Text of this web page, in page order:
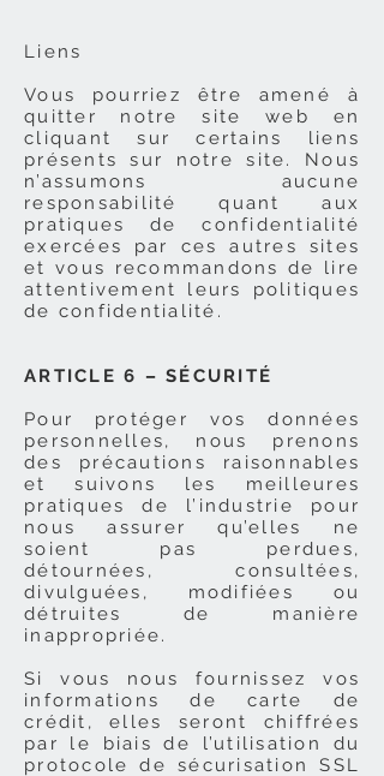
Liens
Vous pourriez être amené à
quitter notre site web en
cliquant sur certains liens
présents sur notre site. Nous
n’assumons aucune
responsabilité quant aux
pratiques de confidentialité
exercées par ces autres sites
et vous recommandons de lire
attentivement leurs politiques
de confidentialité.
ARTICLE 6 – SÉCURITÉ
Pour protéger vos données
personnelles, nous prenons
des précautions raisonnables
et suivons les meilleures
pratiques de l’industrie pour
nous assurer qu’elles ne
soient pas perdues,
détournées, consultées,
divulguées, modifiées ou
détruites de manière
inappropriée.
Si vous nous fournissez vos
informations de carte de
crédit, elles seront chiffrées
par le biais de l’utilisation du
protocole de sécurisation SSL